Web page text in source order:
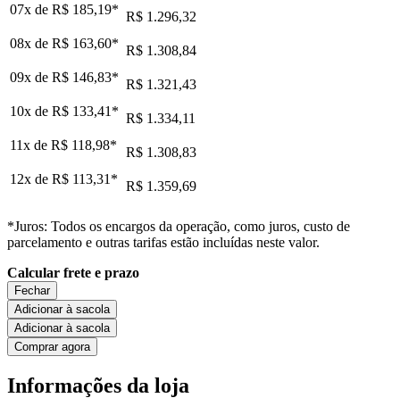
07x de R$ 185,19* R$ 1.296,32
08x de R$ 163,60* R$ 1.308,84
09x de R$ 146,83* R$ 1.321,43
10x de R$ 133,41 * R$ 1.334,11
11x de R$ 118,98*
R$ 1.308,83
12x de R$ 113,31 * R$ 1.359,69
*Juros: Todos os encargos da operação, como juros, custo de
parcelamento e outras tarifas estão incluídas neste valor.
Calcular frete e prazo
Fechar
Adicionar à sacola
Adicionar à sacola
Comprar agora
Informações da loja